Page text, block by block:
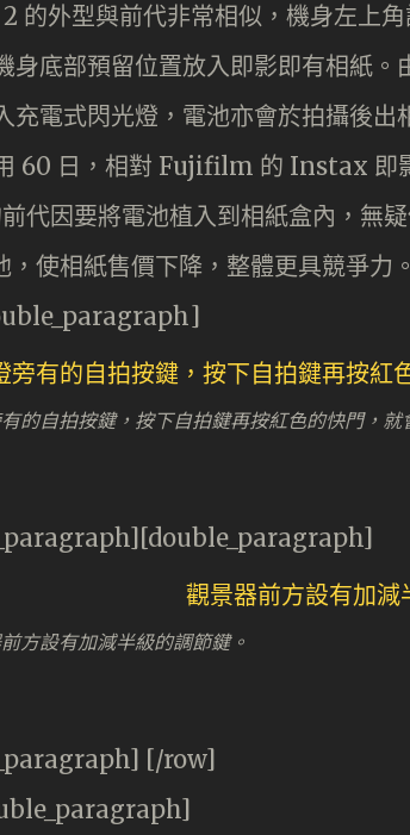
的外型與前代非常相似，機身左上
身底部預留位置放入即影即有相紙
充電式閃光燈，電池亦會於拍攝後
60 日，相對 Fujifilm 的 Instax 即
代因要將電池植入到相紙盒內，無
，使相紙售價下降，整體更具競爭力。
的自拍按鍵，按下自拍鍵再按紅色的快門，就
方設有加減半級的調節鍵。
[/row]